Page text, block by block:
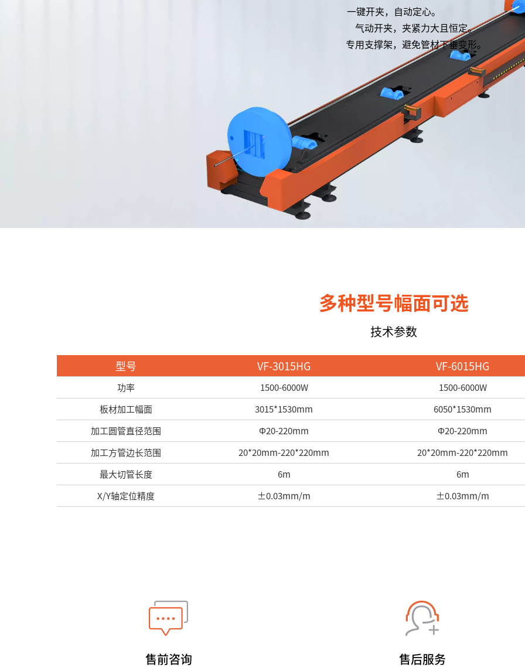
一键开夹，自动定心。
气动开夹，夹紧力大且恒定。
专用支撑架，避免管材下垂变形。
多种型号幅面可选
技术参数
型号 VF-3015HG VF-6015HG
功率 1500-6000W
1500-6000W
板材加工幅面
3015*1530mm
6050*1530mm
加工圆管直径范围
Φ20-220mm
Φ20-220mm
加工方管边长范围
20*20mm-220*220mm
20*20mm-220*220mm
最大切管长度
6m
6m
X/Y轴定位精度
±0.03mm/m ±0.03mm/m
售前咨询 售后服务